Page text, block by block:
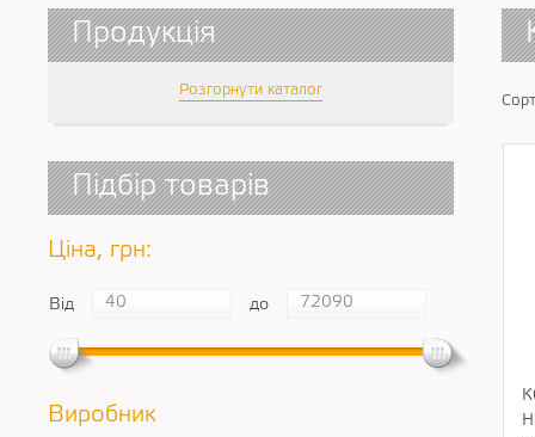
Продукція
Розгорнути каталог
Підбір товарів
Ціна, грн:
Від до
Виробник